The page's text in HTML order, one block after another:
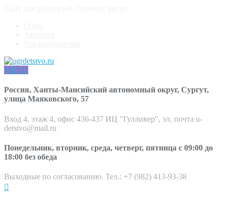
MENU
Россия, Ханты-Мансийский автономный округ, Сургут,
улица Маяковского, 57
Вход 4, этаж 4, офис 436-437 ИЦ "Гулливер", эл. почта u-
detstvo@mail.ru
Понедельник, вторник, среда, четверг, пятница с 09:00 до
18:00 без обеда
Выходные по согласованию. Тел.: +7 (982) 413-93-38